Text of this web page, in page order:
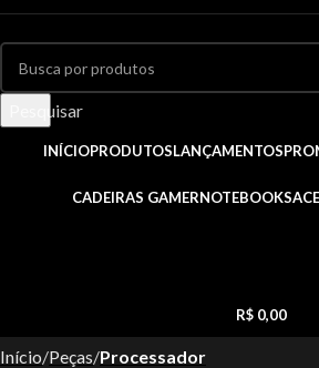
Pesquisar
INÍCIOPRODUTOSLANÇAMENTOS
CADEIRAS GAMERNOTEBOOKS
R$0,00
Início Peças Processador